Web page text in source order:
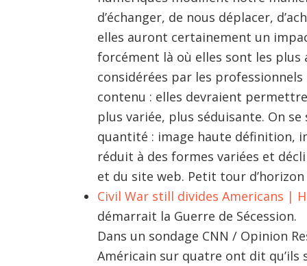
d’échanger, de nous déplacer,
elles auront certainement un
forcément là où elles sont les
considérées par les
contenu : elles devraient
plus variée, plus séduisante. On
quantité : image haute définition,
réduit à des formes variées et
et du site web. Petit tour d’horizon
Civil War still divides Americans |
démarrait la Guerre de Sécession.
Dans un sondage CNN / Opinion
Américain sur quatre ont dit qu’ils